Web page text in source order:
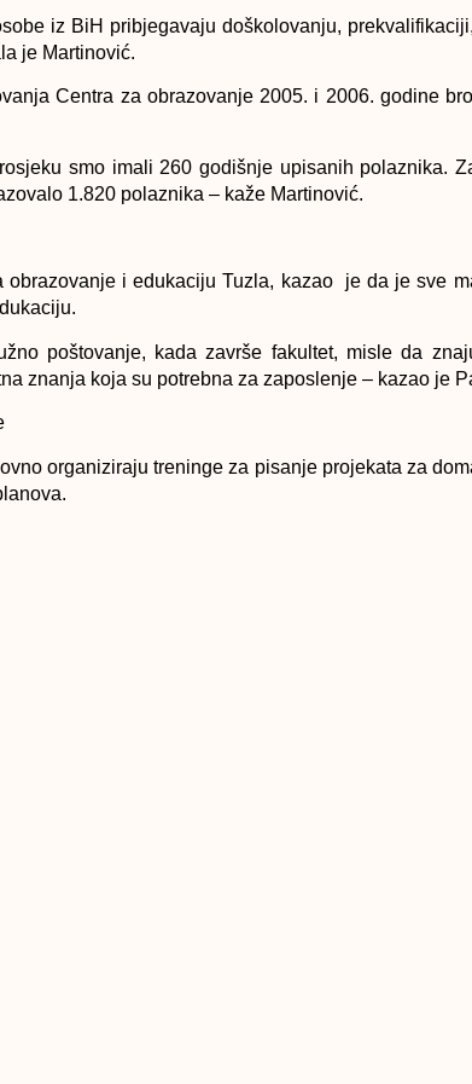
iz BiH pribjegavaju doškolovanju,
je Martinović.
Centra za obrazovanje 2005. i 2006. godine
smo imali 260 godišnje upisanih polaznika.
1.820 polaznika – kaže Martinović.
obrazovanje i edukaciju Tuzla, kazao je da je sve
poštovanje, kada završe fakultet, misle da
znanja koja su potrebna za zaposlenje – kazao je
organiziraju treninge za pisanje projekata za